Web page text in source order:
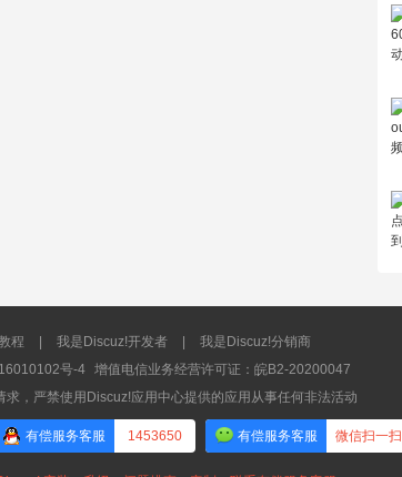
程 我是Discuz!开发者
我是Discuz!分销商
号-4
增值电信业务经营许可证：皖B2-20200047
，严禁使用Discuz!应用中心提供的应用从事任何非法活动
有偿服务客服 1453650 有偿服务客服 微信扫一扫